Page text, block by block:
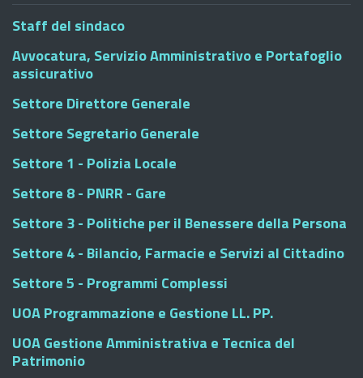
Staff del sindaco
Avvocatura, Servizio Amministrativo e Portafoglio
assicurativo
Settore Direttore Generale
Settore Segretario Generale
Settore 1 - Polizia Locale
Settore 8 - PNRR - Gare
Settore 3 - Politiche per il Benessere della Persona
Settore 4 - Bilancio, Farmacie e Servizi al Cittadino
Settore 5 - Programmi Complessi
UOA Programmazione e Gestione LL. PP.
UOA Gestione Amministrativa e Tecnica del
Patrimonio